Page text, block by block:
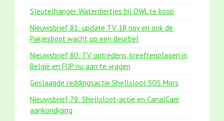
Sleutelhanger Waterdiertjes bij OWL te koop
Nieuwsbrief 81: update TV 18 nov en ook de
Pakjesboot wacht op een deurbel
Nieuwsbrief 80: TV optredens, kreeftenplagen in
België en FUP nu aan te vragen
Geslaagde reddingsactie Shellsloot SOS Mors
Nieuwsbrief 79: Shellsloot-actie en CanalCam
aankondiging